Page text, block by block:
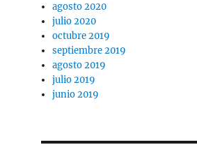
agosto 2020
julio 2020
octubre 2019
septiembre 2019
agosto 2019
julio 2019
junio 2019